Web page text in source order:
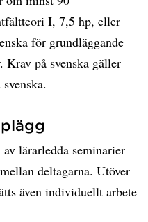
I, 7,5 hp, eller
för grundläggande
Krav på svenska gäller
lärarledda seminarier
deltagarna. Utöver
även individuellt arbete